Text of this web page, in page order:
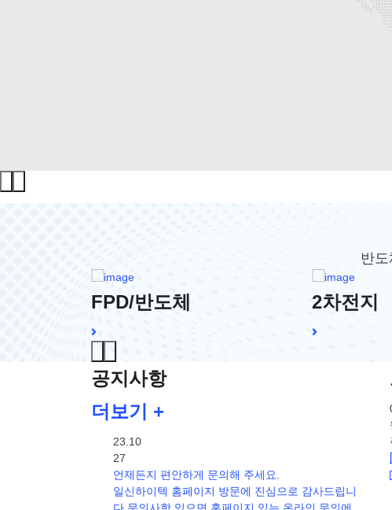
반
FPD/반도체 2차전지
공지사항
더보기 +
23.10
27
언제든지 편안하게 문의해 주세요.
일신하이텍 홈페이지 방문에 진심으로 감사드립니
다.문의사항 있으면 홈페이지 있는 온라인 문의에 …